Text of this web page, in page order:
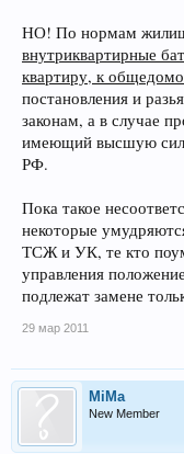
НО! По нормам
внутриквартирные
квартиру, к
постановления и
законам, а в случае
имеющий высшую
РФ.
Пока такое
некоторые
ТСЖ и УК, те кто
управления
подлежат замене
29 мар 2011
MiMa
New Member